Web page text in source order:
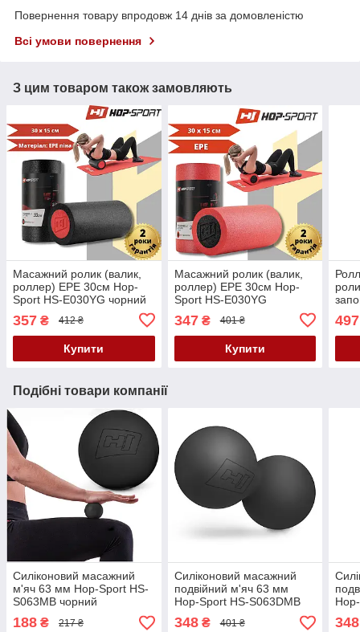
Повернення товару впродовж 14 днів за домовленістю
Всі умови повернення
З цим товаром також замовляють
Масажний ролик (валик,
роллер) EPE 30см Hop-
Sport HS-E030YG чорний
357 ₴ 412 ₴
Купити
Масажний ролик (валик,
роллер) EPE 30см Hop-
Sport HS-E030YG
347₴ 401 ₴
Купити
497
Подібні товари компанії
Силіконовий масажний
м'яч 63 мм Hop-Sport HS-
S063MB чорний
188 ₴ 217 ₴
Силіконовий масажний
подвійний м'яч 63 мм
Hop-Sport HS-S063DMB
чорний
348₴ 401 ₴ 348